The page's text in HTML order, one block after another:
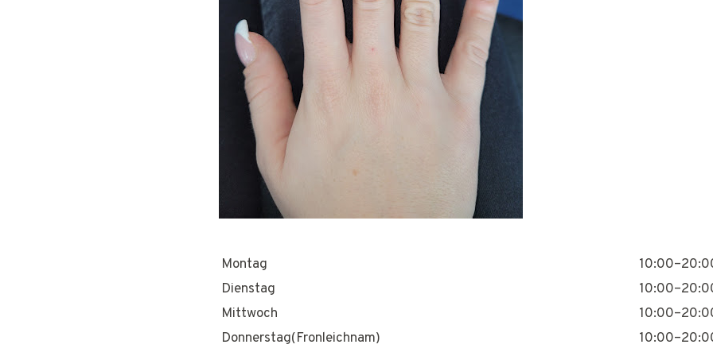
Montag
Dienstag
Mittwoch
Donnerstag(Fronleichnam)